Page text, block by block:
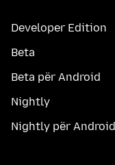
Developer Edition
Beta
Beta për Android
Nightly
Nightly për Android